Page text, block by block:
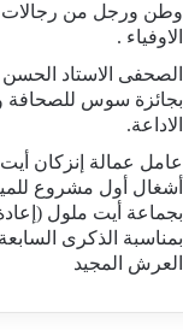
وطن ورجل من رجالات
الاوفياء .
الصحفى الاستاد
بجائزة سوس للصحافة
الاداعة.
عامل عمالة إنزكان
أشغال أول مشروع
بجماعة أيت ملول
بمناسبة الذكرى
العرش المجيد